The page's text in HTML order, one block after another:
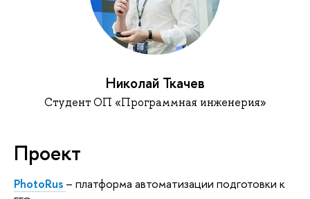
Николай Ткачев
Cтудент ОП «Программная инженерия»
Проект
PhotoRus – платформа автоматизации подготовки к